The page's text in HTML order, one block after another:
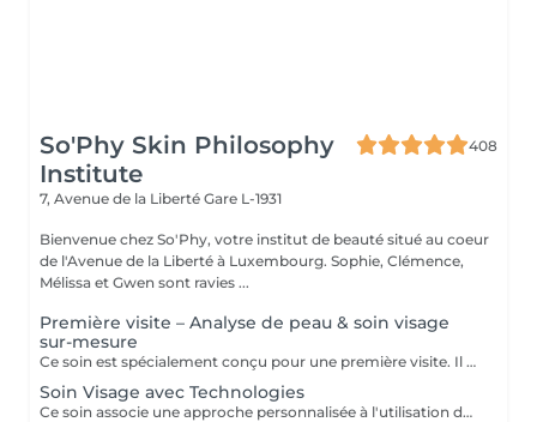
So'Phy Skin Philosophy
Institute
408
7, Avenue de la Liberté Gare L-1931
Bienvenue chez So'Phy, votre institut de beauté situé au coeur
de l'Avenue de la Liberté à Luxembourg. Sophie, Clémence,
Mélissa et Gwen sont ravies ...
Première visite – Analyse de peau & soin visage
sur-mesure
Ce soin est spécialement conçu pour une première visite. Il débute par une analyse de peau approfondie afin de comprendre ses besoins et d’identifier les déséquilibres éventuels. Le soin du visage est ensuite entièrement personnalisé, avec des techniques et des produits adaptés pour répondre de manière ciblée aux besoins de la peau. Ce premier rendez-vous permet d’obtenir des résultats visibles tout en bénéficiant de conseils personnalisés pour améliorer durablement la qualité de la peau.
Soin Visage avec Technologies
Ce soin associe une approche personnalisée à l'utilisation de technologies avancées afin d'agir plus en profondeur sur la peau. Les technologies sont sélectionnées en fonction des besoins pour améliorer la texture de la peau, l'hydratation et les signes de l'âge. Un soin idéal pour obtenir des résultats visibles et aller plus loin dans l'amélioration de la qualité de la peau.